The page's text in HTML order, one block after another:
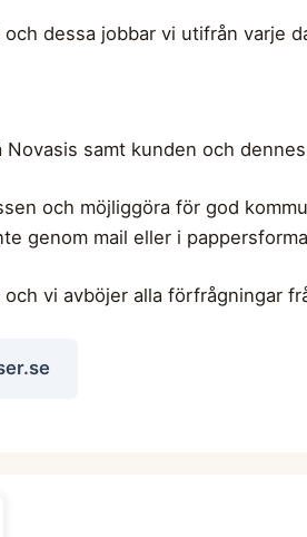
dessa jobbar vi utifrån varje
samt kunden och
och möjliggöra för god
genom mail eller i
vi avböjer alla förfrågningar